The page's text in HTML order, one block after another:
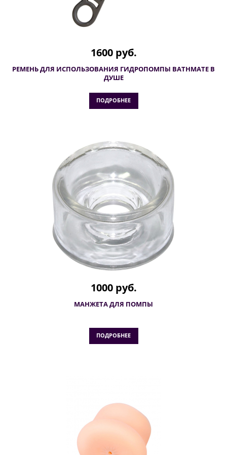
1600 руб.
РЕМЕНЬ ДЛЯ ИСПОЛЬЗОВАНИЯ ГИДРОПОМПЫ BATHMATE В
ДУШЕ
ПОДРОБНЕЕ
1000 руб.
МАНЖЕТА ДЛЯ ПОМПЫ
ПОДРОБНЕЕ